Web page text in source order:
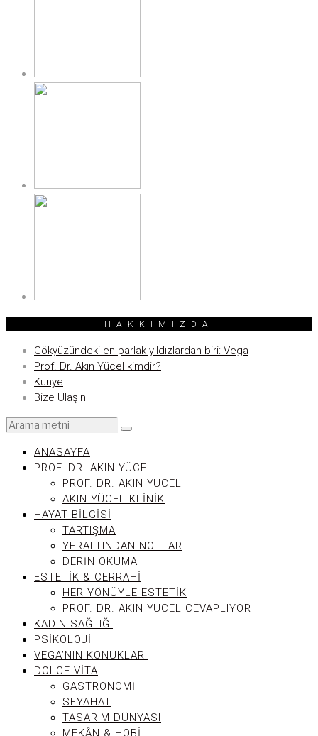
HAKKIMIZDA
Gökyüzündeki en parlak yıldızlardan biri: Vega
Prof. Dr. Akın Yücel kimdir?
Künye
Bize Ulaşın
ANASAYFA
PROF. DR. AKIN YÜCEL
PROF. DR. AKIN YÜCEL
AKIN YÜCEL KLINIK
HAYAT BILGISI
TARTIŞMA
YERALTINDAN NOTLAR
DERIN OKUMA
ESTETIK & CERRAHI
HER YÖNÜYLE ESTETIK
PROF. DR. AKIN YÜCEL CEVAPLIYOR
KADIN SAĞLIĞI
PSIKOLOJI
VEGA’NIN KONUKLARI
DOLCE VITA
GASTRONOMI
SEYAHAT
TASARIM DÜNYASI
MEKÂN & HOBI